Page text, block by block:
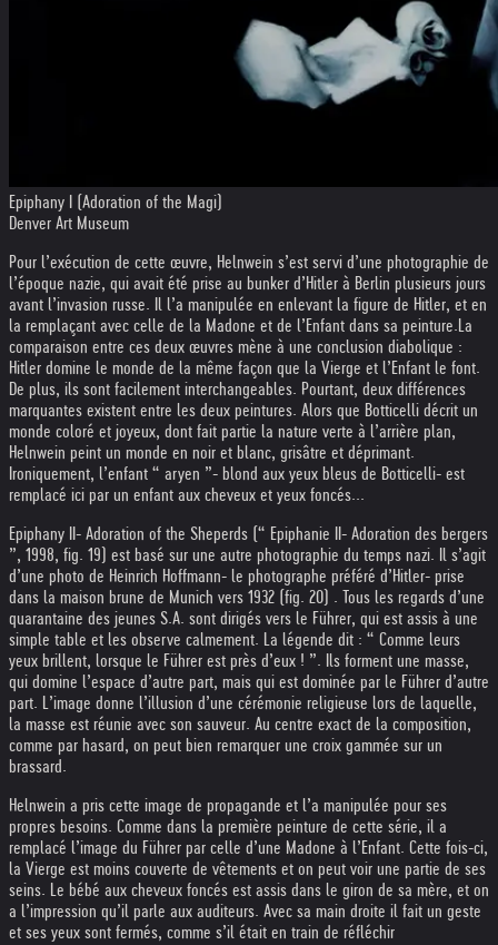
Epiphany I (Adoration of the Magi)
Denver Art Museum
Pour l’exécution de cette œuvre, Helnwein s’est servi d’une photographie de
l’époque nazie, qui avait été prise au bunker d’Hitler à Berlin plusieurs jours
avant l’invasion russe. Il l’a manipulée en enlevant la figure de Hitler, et en
la remplaçant avec celle de la Madone et de l’Enfant dans sa peinture. La
comparaison entre ces deux œuvres mène à une conclusion diabolique :
Hitler domine le monde de la même façon que la Vierge et l’Enfant le font.
De plus, ils sont facilement interchangeables. Pourtant, deux différences
marquantes existent entre les deux peintures. Alors que Botticelli décrit un
monde coloré et joyeux, dont fait partie la nature verte à l’arrière plan,
Helnwein peint un monde en noir et blanc, grisâtre et déprimant.
Ironiquement, l’enfant “ aryen ”- blond aux yeux bleus de Botticelli- est
remplacé ici par un enfant aux cheveux et yeux foncés...
Epiphany II- Adoration of the Sheperds (“ Epiphanie II- Adoration des bergers
”, 1998, fig. 19) est basé sur une autre photographie du temps nazi. Il s’agit
d’une photo de Heinrich Hoffmann- le photographe préféré d’Hitler- prise
dans la maison brune de Munich vers 1932 (fig. 20) . Tous les regards d’une
quarantaine des jeunes S.A. sont dirigés vers le Führer, qui est assis à une
simple table et les observe calmement. La légende dit : “ Comme leurs
yeux brillent, lorsque le Führer est près d’eux ! ”. Ils forment une masse,
qui domine l’espace d’autre part, mais qui est dominée par le Führer d’autre
part. L’image donne l’illusion d’une cérémonie religieuse lors de laquelle,
la masse est réunie avec son sauveur. Au centre exact de la composition,
comme par hasard, on peut bien remarquer une croix gammée sur un
brassard.
Helnwein a pris cette image de propagande et l’a manipulée pour ses
propres besoins. Comme dans la première peinture de cette série, il a
remplacé l’image du Führer par celle d’une Madone à l’Enfant. Cette fois-ci,
la Vierge est moins couverte de vêtements et on peut voir une partie de ses
seins. Le bébé aux cheveux foncés est assis dans le giron de sa mère, et on
a l’impression qu’il parle aux auditeurs. Avec sa main droite il fait un geste
et ses yeux sont fermés, comme s’il était en train de réfléchir